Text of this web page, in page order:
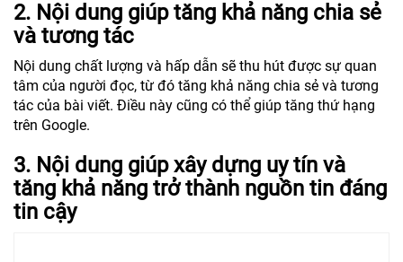
2. Nội dung giúp tăng khả năng chia sẻ
và tương tác
Nội dung chất lượng và hấp dẫn sẽ thu hút được sự quan
tâm của người đọc, từ đó tăng khả năng chia sẻ và tương
tác của bài viết. Điều này cũng có thể giúp tăng thứ hạng
trên Google.
3. Nội dung giúp xây dựng uy tín và
tăng khả năng trở thành nguồn tin đáng
tin cậy